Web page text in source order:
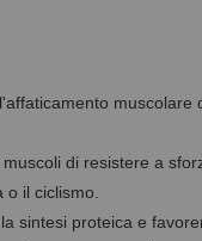
muscolare
di resistere a
o il ciclismo.
sintesi proteica e